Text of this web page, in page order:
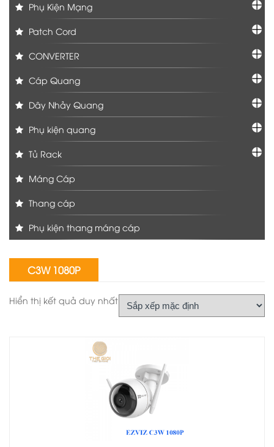
Phụ Kiện Mạng
Patch Cord
CONVERTER
Cáp Quang
Dây Nhảy Quang
Phụ kiện quang
Tủ Rack
Máng Cáp
Thang cáp
Phụ kiện thang máng cáp
C3W 1080P
Hiển thị kết quả duy nhất